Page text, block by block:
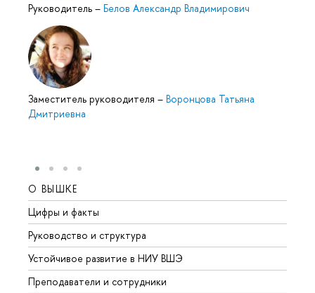
Руководитель – Белов Александр Владимирович
Заместитель руководителя – Воронцова Татьяна
Дмитриевна
О ВЫШКЕ
Цифры и факты
Руководство и структура
Устойчивое развитие в НИУ ВШЭ
Преподаватели и сотрудники